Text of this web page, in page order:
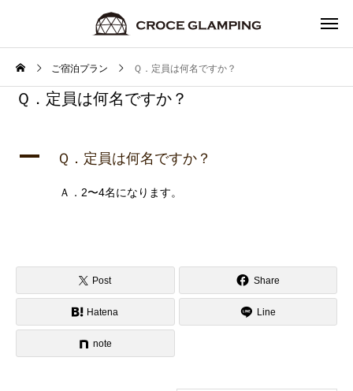
ご宿泊プラン Ｑ．定員は何名ですか？
Ｑ．定員は何名ですか？
A Ｑ．定員は何名ですか？
Ａ．2〜4名になります。
Post Share
Hatena Line
note